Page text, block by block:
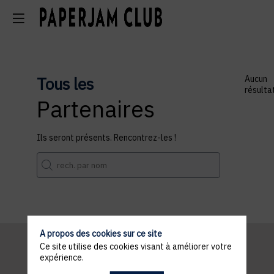
Tous les
Partenaires
Ils seront présents. Rencontrez-les !
Aucun
A propos des cookies sur ce site
Ce site utilise des cookies visant à améliorer votre
expérience.